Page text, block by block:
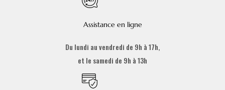
Assistance en ligne
Du lundi au vendredi de 9h à 17h,
et le samedi de 9h à 13h